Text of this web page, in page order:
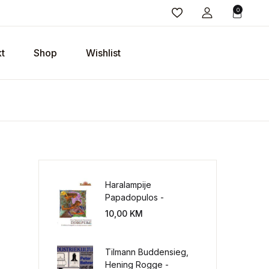
0
Shop Wishlist
Haralampije
Papadopulos -
Poverenje: sloboda od
10,00 KM
Tilmann Buddensieg,
Hening Rogge -